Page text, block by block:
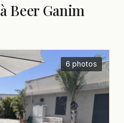
Beer Ganim
6 photos